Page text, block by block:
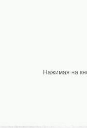
Нажимая на